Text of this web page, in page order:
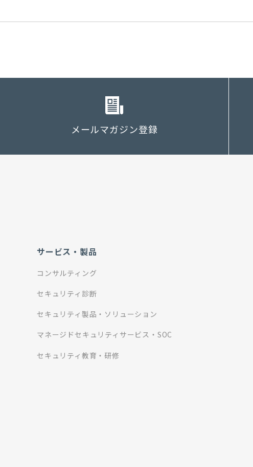
メールマガジン登録
サービス・製品
コンサルティング
セキュリティ診断
セキュリティ製品・ソリューション
マネージドセキュリティサービス・SOC
セキュリティ教育・研修